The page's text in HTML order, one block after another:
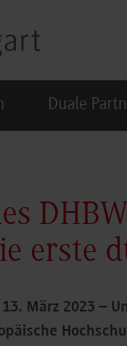
Duale
erste
März 2023 –